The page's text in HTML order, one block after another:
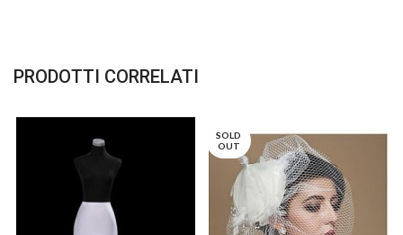
PRODOTTI CORRELATI
SOLD
OUT